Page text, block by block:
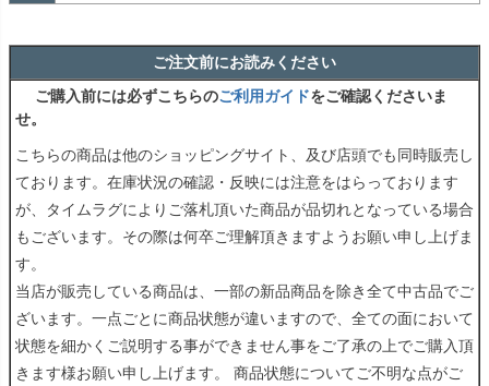
ご注文前にお読みください
ご購入前には必ずこちらのご利用ガイドをご確認くださいま
せ。
こちらの商品は他のショッピングサイト、及び店頭でも同時販売し
ております。在庫状況の確認・反映には注意をはらっております
が、タイムラグによりご落札頂いた商品が品切れとなっている場合
もございます。その際は何卒ご理解頂きますようお願い申し上げま
す。
当店が販売している商品は、一部の新品商品を除き全て中古品でご
ざいます。一点ごとに商品状態が違いますので、全ての面において
状態を細かくご説明する事ができません事をご了承の上でご購入頂
きます様お願い申し上げます。 商品状態についてご不明な点がご